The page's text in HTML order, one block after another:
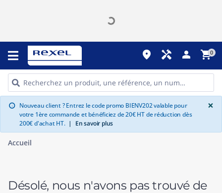
place handyman person shopping_cart0
info Nouveau client ? Entrez le code promo BIENV202 valable pour
votre 1ère commande et bénéficiez de 20€ HT de réduction dès
200€ d'achat HT. | En savoir plus
×
Accueil
Désolé, nous n'avons pas trouvé de